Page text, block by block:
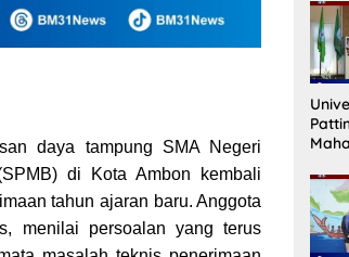
daya tampung SMA Negeri
di Kota Ambon kembali
tahun ajaran baru. Anggota
menilai persoalan yang terus